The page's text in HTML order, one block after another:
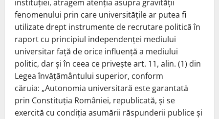
instituției, atragem atenția asupra gravității
fenomenului prin care universitățile ar putea fi
utilizate drept instrumente de recrutare politică în
raport cu principiul independenței mediului
universitar față de orice influență a mediului
politic, dar și în ceea ce privește art. 11, alin. (1) din
Legea învățământului superior, conform
căruia: „Autonomia universitară este garantată
prin Constituţia României, republicată, şi se
exercită cu condiţia asumării răspunderii publice şi